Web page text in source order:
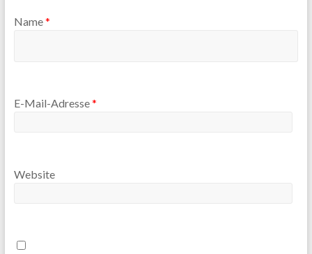
Name*
E-Mail-Adresse*
Website